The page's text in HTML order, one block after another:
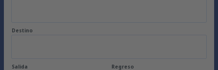
Destino
Salida Regreso